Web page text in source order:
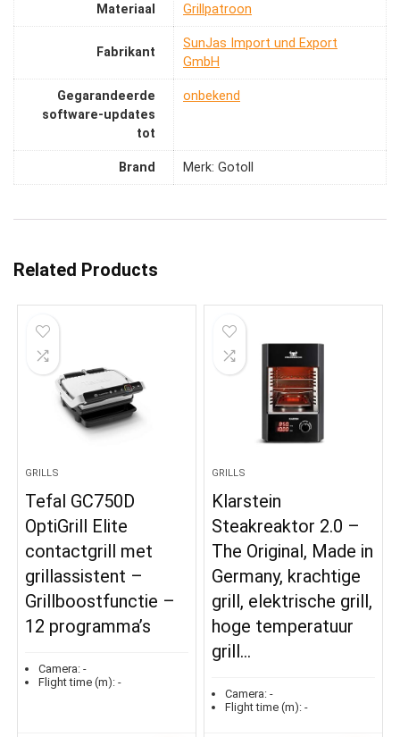
Materiaal ‎Grillpatroon
Fabrikant
‎SunJas Import und Export
GmbH
Gegarandeerde
software-updates
tot
‎onbekend
Brand Merk: Gotoll
Related Products
GRILLS
Tefal GC750D
OptiGrill Elite
contactgrill met
grillassistent –
Grillboostfunctie –
12 programma’s
Camera: -
Flight time (m): -
GRILLS
Klarstein
Steakreaktor 2.0 –
The Original, Made in
Germany, krachtige
grill, elektrische grill,
hoge temperatuur
grill…
Camera: -
Flight time (m): -